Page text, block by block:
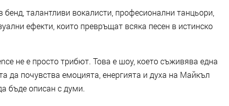
талантливи вокалисти, професионални танцьори,
ефекти, които превръщат всяка песен в истинско
не е просто трибют. Това е шоу, което съживява една
да почувства емоцията, енергията и духа на Майкъл
бъде описан с думи.